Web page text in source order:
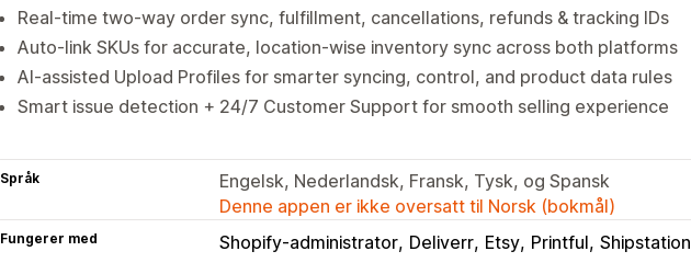
Real-time two-way order sync, fulfillment, cancellations, refunds & tracking IDs
Auto-link SKUs for accurate, location-wise inventory sync across both platforms
AI-assisted Upload Profiles for smarter syncing, control, and product data rules
Smart issue detection + 24/7 Customer Support for smooth selling experience
Språk
Engelsk, Nederlandsk, Fransk, Tysk, og Spansk
Denne appen er ikke oversatt til Norsk (bokmål)
Fungerer med Shopify-administrator Deliverr Etsy Printful Shipstation